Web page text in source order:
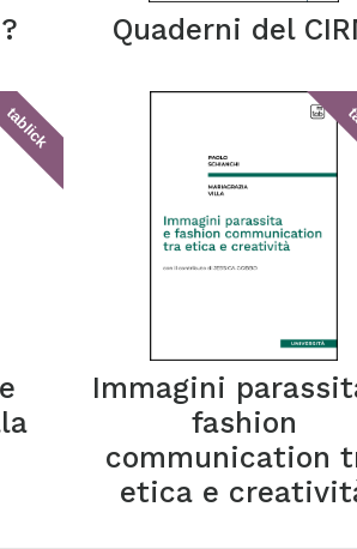
Quaderni del
tablick
Immagini
fashion
communication
etica e